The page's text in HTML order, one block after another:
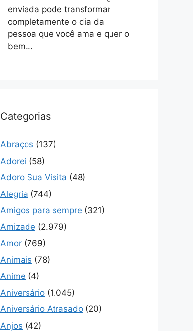
enviada pode transformar
completamente o dia da
pessoa que você ama e quer o
bem...
Categorias
Abraços (137)
Adorei (58)
Adoro Sua Visita (48)
Alegria (744)
Amigos para sempre (321)
Amizade (2.979)
Amor (769)
Animais (78)
Anime (4)
Aniversário (1.045)
Aniversário Atrasado (20)
Anjos (42)